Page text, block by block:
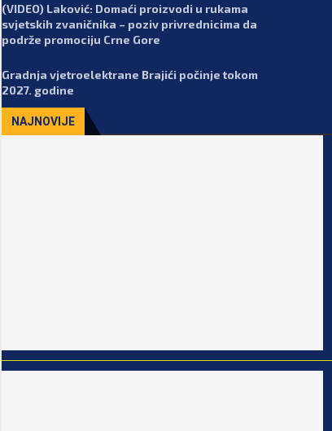
(VIDEO) Laković: Domaći proizvodi u rukama
svjetskih zvaničnika – poziv privrednicima da
podrže promociju Crne Gore
Gradnja vjetroelektrane Brajići počinje tokom
2027. godine
NAJNOVIJE